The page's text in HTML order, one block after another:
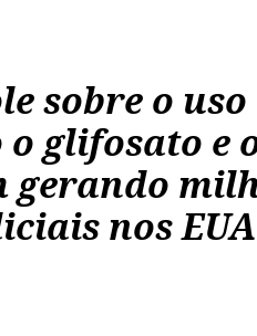
sobre o
o glifosato e
gerando
nos EUA